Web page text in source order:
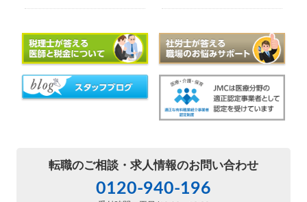
転職のご相談・ 求人情報のお問い合わせ
0120-940-196